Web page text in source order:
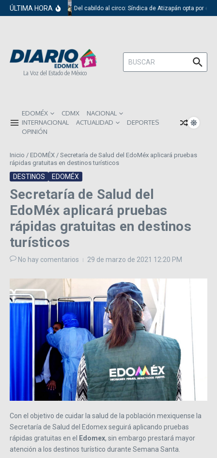
Saltar al contenido
ÚLTIMA HORA Del cabildo al circo: Síndica de Atizapán opta por el
La Voz del Estado de México
Buscar:
EDOMÉX CDMX
NACIONAL
INTERNACIONAL
ACTUALIDAD
DEPORTES
OPINIÓN
Inicio / EDOMÉX / Secretaría de Salud del EdoMéx aplicará pruebas
rápidas gratuitas en destinos turísticos
DESTINOS EDOMÉX
Secretaría de Salud del
EdoMéx aplicará pruebas
rápidas gratuitas en destinos
turísticos
No hay comentarios 29 de marzo de 2021 12:20 PM
Con el objetivo de cuidar la salud de la población mexiquense la
Secretaría de Salud del Edomex seguirá aplicando pruebas
rápidas gratuitas en el
Edomex, sin embargo prestará mayor
atención a los destinos turístico durante Semana Santa.